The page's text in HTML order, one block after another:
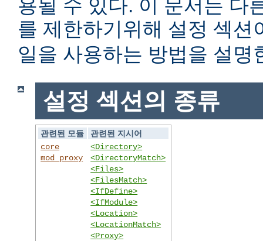
용될 수 있다. 이 문서는 다
를 제한하기위해 설정 섹션
일을 사용하는 방법을 설명
설정 섹션의 종류
관련된 모듈
관련된 지시어
core
mod_proxy
<Directory>
<DirectoryMatch>
<Files>
<FilesMatch>
<IfDefine>
<IfModule>
<Location>
<LocationMatch>
<Proxy>